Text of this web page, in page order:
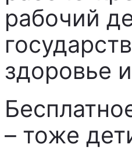
рабочий
здоровье
– тоже